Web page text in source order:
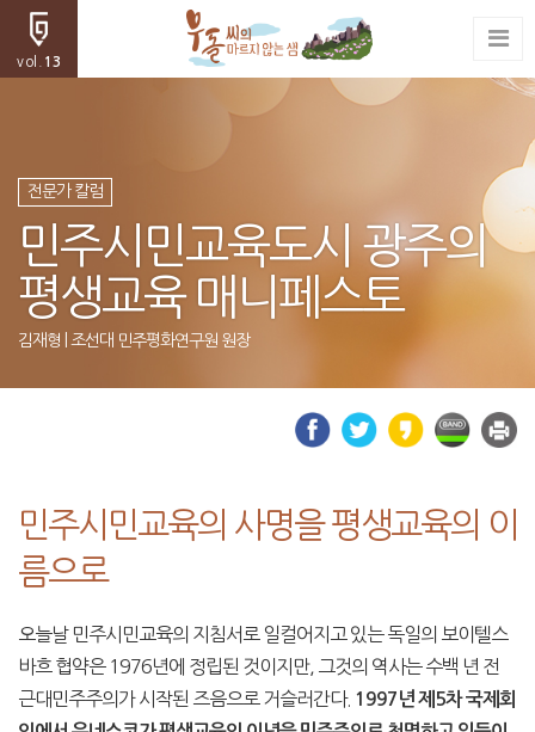
vol. 13
전문가 칼럼
민주시민교육도시 광주의
평생교육 매니페스토
김재형 | 조선대 민주평화연구원 원장
민주시민교육의 사명을 평생교육의 이
름으로
오늘날 민주시민교육의 지침서로 일컬어지고 있는 독일의 보이텔스
바흐 협약은 1976년에 정립된 것이지만, 그것의 역사는 수백 년 전
근대민주주의가 시작된 즈음으로 거슬러간다. 1997년 제5차 국제회